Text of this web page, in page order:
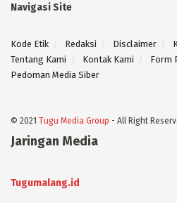
Navigasi Site
Kode Etik Redaksi Disclaimer
Tentang Kami
Kontak Kami
Form
Pedoman Media Siber
© 2021 Tugu Media Group - All Right
Jaringan Media
Tugumalang.id